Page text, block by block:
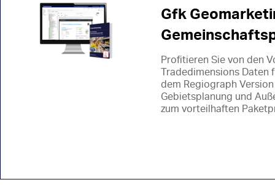
Gfk
Profitieren Sie von den
Tradedimensions Daten
dem Regiograph
Gebietsplanung und
zum vorteilhaften